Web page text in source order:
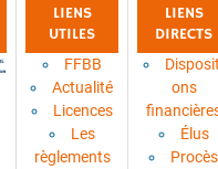
LIENS
UTILES
FFBB
Actualité
Licences
Les
règlements
LIENS
DIRECTS
ons
Élus
Procès